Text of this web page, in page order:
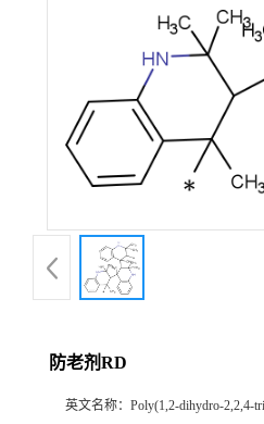
防老剂RD
英文名称： Poly(1,2-dihydro-2,2,4-